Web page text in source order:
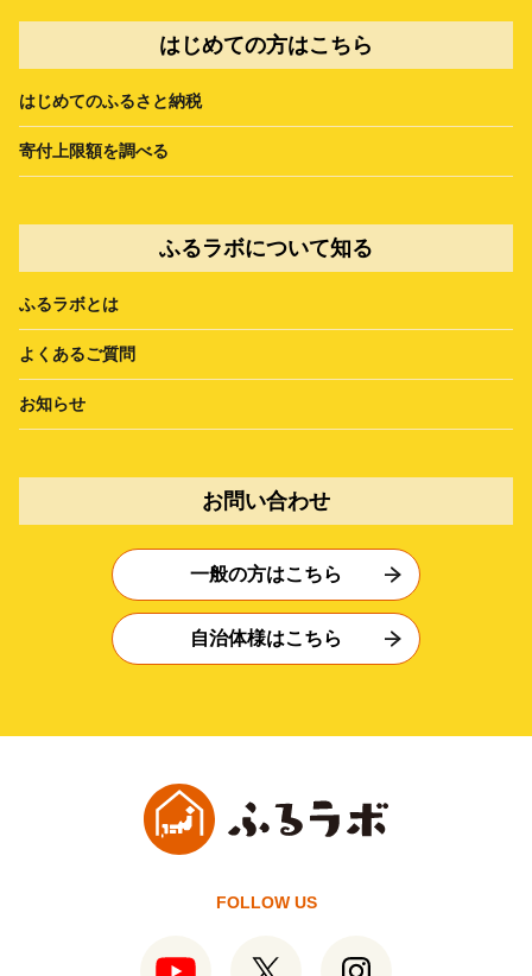
はじめての方はこちら
はじめてのふるさと納税
寄付上限額を調べる
ふるラボについて知る
ふるラボとは
よくあるご質問
お知らせ
お問い合わせ
一般の方はこちら
自治体様はこちら
FOLLOW US